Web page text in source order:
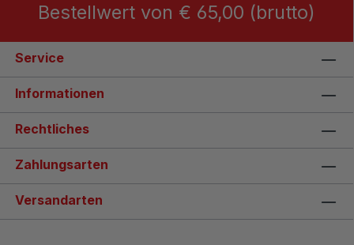
Bestellwert von € 65,00 (brutto)
Service
Informationen
Rechtliches
Zahlungsarten
Versandarten